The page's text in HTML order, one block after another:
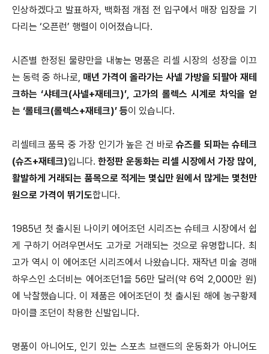
인상하겠다고 발표하자, 백화점 개점 전 입구에서 매장 입장을 기
다리는 ‘오픈런’ 행렬이 이어졌습니다.
시즌별 한정된 물량만을 내놓는 명품은 리셀 시장의 성장을 이끄
는 동력 중 하나로, 매년 가격이 올라가는 사넬 가방을 되팔아 재테
크하는 ‘샤테크(사넬+재테크)’, 고가의 롤렉스 시계로 차익을 얻
는 ‘롤테크(롤렉스+재테크)’ 등이 있습니다.
리셀테크 품목 중 가장 인기가 높은 건 바로 슈즈를 되파는 슈테크
(슈즈+재테크)입니다.한정판 운동화는 리셀 시장에서 가장 많이,
활발하게 거래되는 품목으로 적게는 몇십만 원에서 많게는 몇천만
원으로 가격이 뛰기도합니다.
1985년 첫 출시된 나이키 에어조던 시리즈는 슈테크 시장에서 쉽
게 구하기 어려우면서도 고가로 거래되는 것으로 유명합니다. 최
고가 역시 이 에어조던 시리즈에서 나왔습니다. 재작년 미술 경매
하우스인 소더비는 에어조던1을 56만 달러(약 6억 2,000만 원)
에 낙찰했습니다. 이 제품은 에어조던이 첫 출시된 해에 농구황제
마이클 조던이 착용한 신발입니다.
명품이 아니어도, 인기 있는 스포츠 브랜드의 운동화가 아니어도